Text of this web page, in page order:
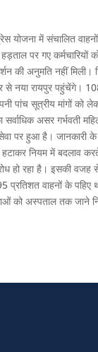
योजना में संचालित
पर गए कर्मचारियों
की अनुमति नहीं मिली।
से नया रायपुर पहुंचेंगे।
पांच सूत्रीय मांगों को
सर्वाधिक असर गर्भवती
पर हुआ है। जानकारी
हटाकर नियम में बदलाव
हो रहा है। इसकी
प्रतिशत वाहनों के
को अस्पताल तक जाने